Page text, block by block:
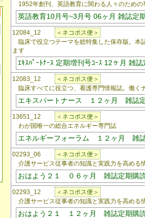
1952年創刊、英語教育に関わる人々のための
英語教育10月号~3月号 06ヶ月 雑誌定
12084_12
＜ネコポス便＞
臨床で役立つテーマを総特集した保存版。本
ます
ｴｷｽﾊﾟｰﾄﾅｰｽ 定期増刊号ｺｰｽ 12ヶ月 雑
12083_12
＜ネコポス便＞
臨床すべてに役立つ、看護専門情報誌。働く
エキスパートナース １２ヶ月 雑誌
13651_12
＜ネコポス便＞
わが国唯一の総合エネルギー専門誌
エネルギーフォーラム １２ヶ月 雑
02293_06
＜ネコポス便＞
介護サービス従事者の知識と実践力を高める
おはよう２１ ０６ヶ月 雑誌定期購
02293_12
＜ネコポス便＞
介護サービス従事者の知識と実践力を高める
おはよう２１ １２ヶ月 雑誌定期購